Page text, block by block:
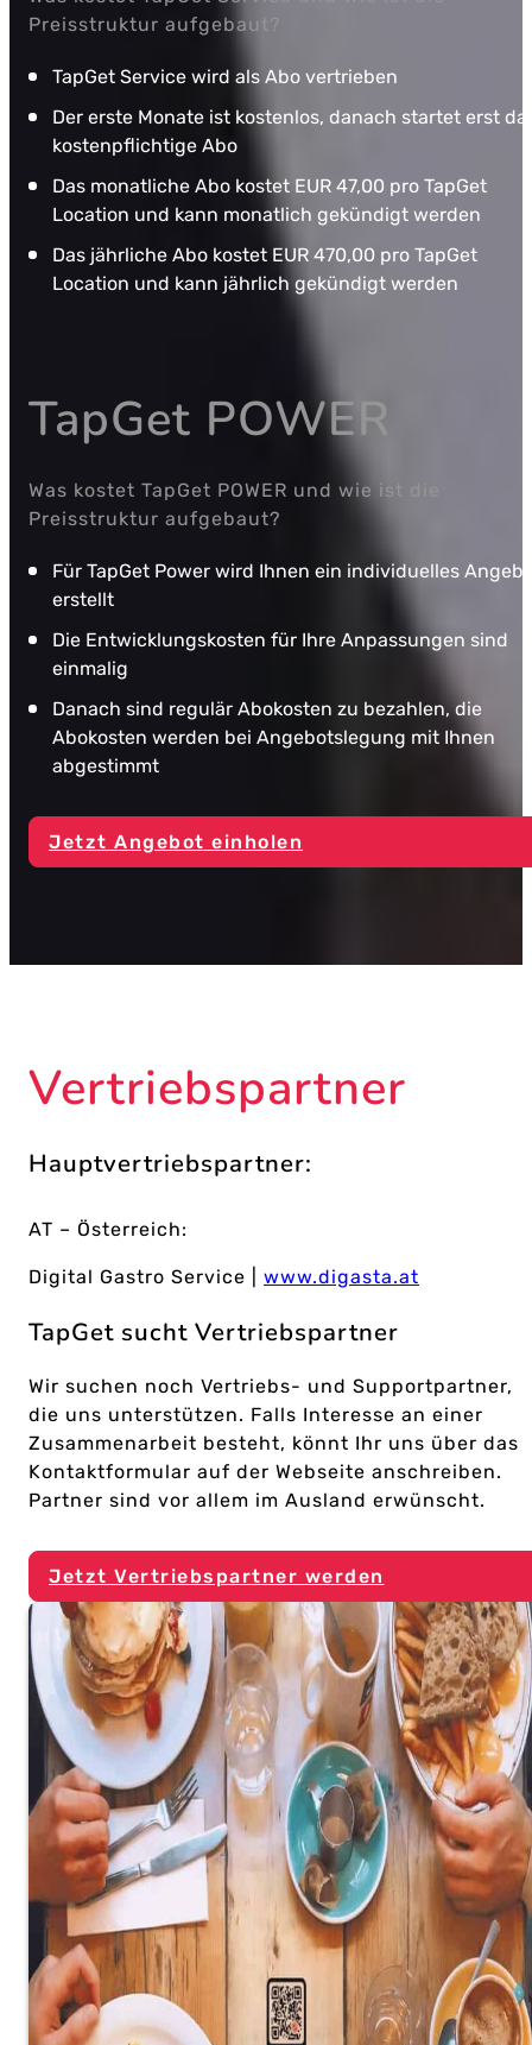
Preisstruktur aufgebaut?
TapGet Service wird als Abo vertrieben
Der erste Monate ist kostenlos, danach startet erst
kostenpflichtige Abo
Das monatliche Abo kostet EUR 47,00 pro TapGet
Location und kann monatlich gekündigt werden
Das jährliche Abo kostet EUR 470,00 pro TapGet
Location und kann jährlich gekündigt werden
TapGet POWER
Was kostet TapGet POWER und wie ist die
Preisstruktur aufgebaut?
Für TapGet Power wird Ihnen ein individuelles
erstellt
Die Entwicklungskosten für Ihre Anpassungen sind
einmalig
Danach sind regulär Abokosten zu bezahlen, die
Abokosten werden bei Angebotslegung mit Ihnen
abgestimmt
Jetzt Angebot einholen
Vertriebspartner
Hauptvertriebspartner:
AT – Österreich:
Digital Gastro Service | www.digasta.at
TapGet sucht Vertriebspartner
Wir suchen noch Vertriebs- und Supportpartner,
die uns unterstützen. Falls Interesse an einer
Zusammenarbeit besteht, könnt Ihr uns über das
Kontaktformular auf der Webseite anschreiben.
Partner sind vor allem im Ausland erwünscht.
Jetzt Vertriebspartner werden